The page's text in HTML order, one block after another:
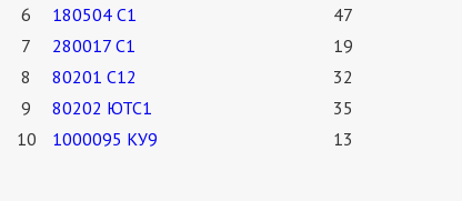
6
180504 С1 47
7
280017 С1 19
8
80201 С12 32
9
80202 ЮТС1 35
10
1000095 КУ9 13